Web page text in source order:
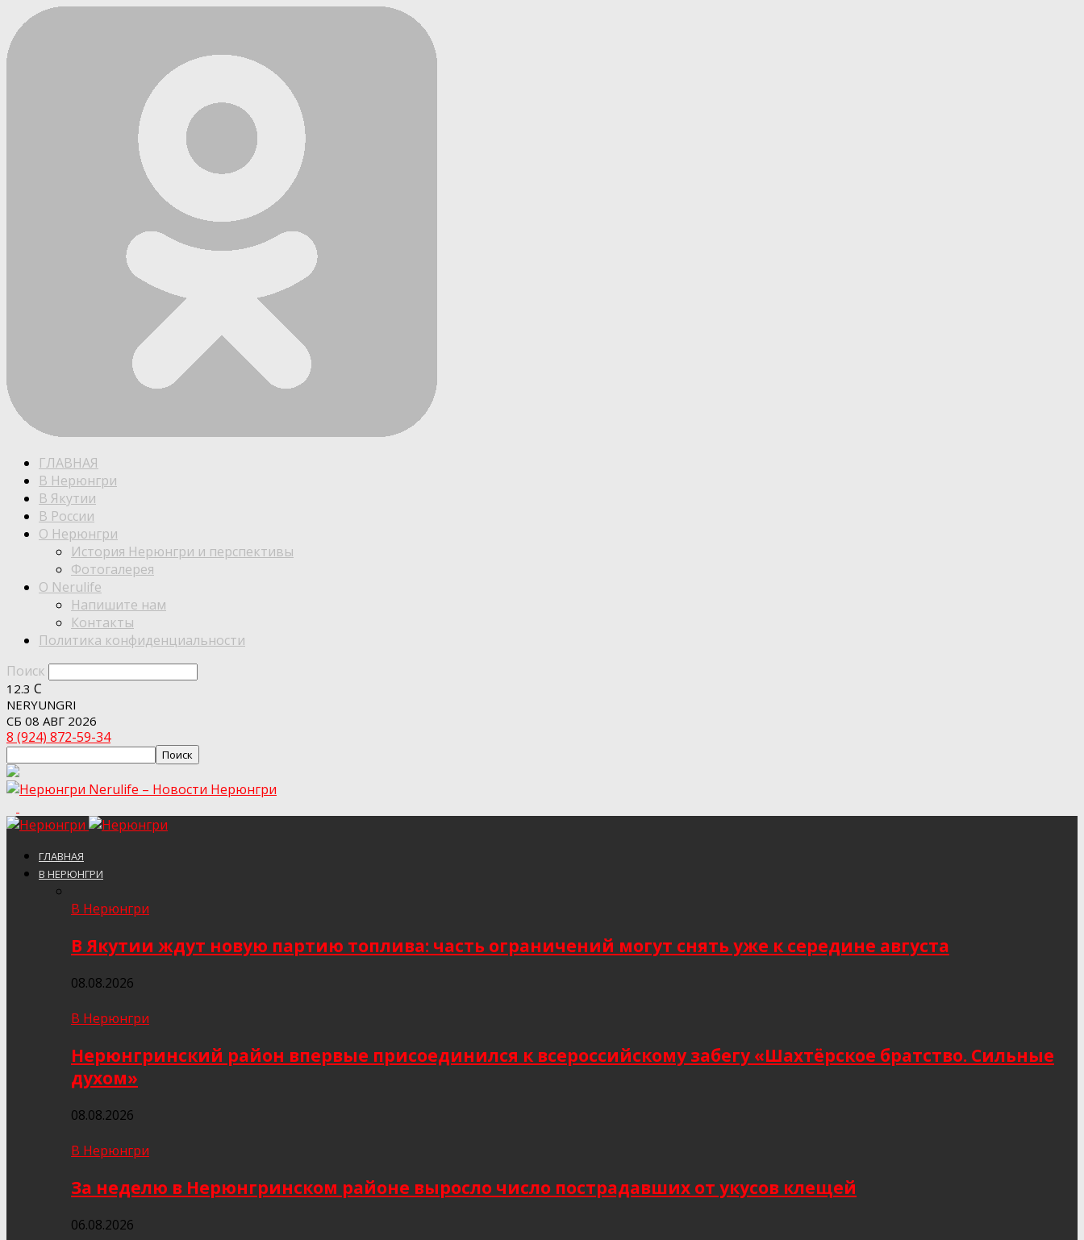
ГЛАВНАЯ
В Нерюнгри
В Якутии
В России
О Нерюнгри
История Нерюнгри и перспективы
Фотогалерея
О Nerulife
Напишите нам
Контакты
Политика конфиденциальности
Поиск
12.3 C
NERYUNGRI
СБ 08 АВГ 2026
8 (924) 872-59-34
Nerulife – Новости Нерюнгри
ГЛАВНАЯ
В НЕРЮНГРИ
В Нерюнгри
В Якутии ждут новую партию топлива: часть ограничений могут снять уже к середине августа
08.08.2026
В Нерюнгри
Нерюнгринский район впервые присоединился к всероссийскому забегу «Шахтёрское братство. Сильные
духом»
08.08.2026
В Нерюнгри
За неделю в Нерюнгринском районе выросло число пострадавших от укусов клещей
06.08.2026